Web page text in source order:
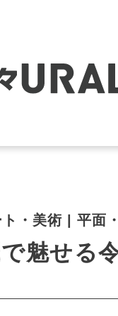
ト・美術 | 平面
魅せる